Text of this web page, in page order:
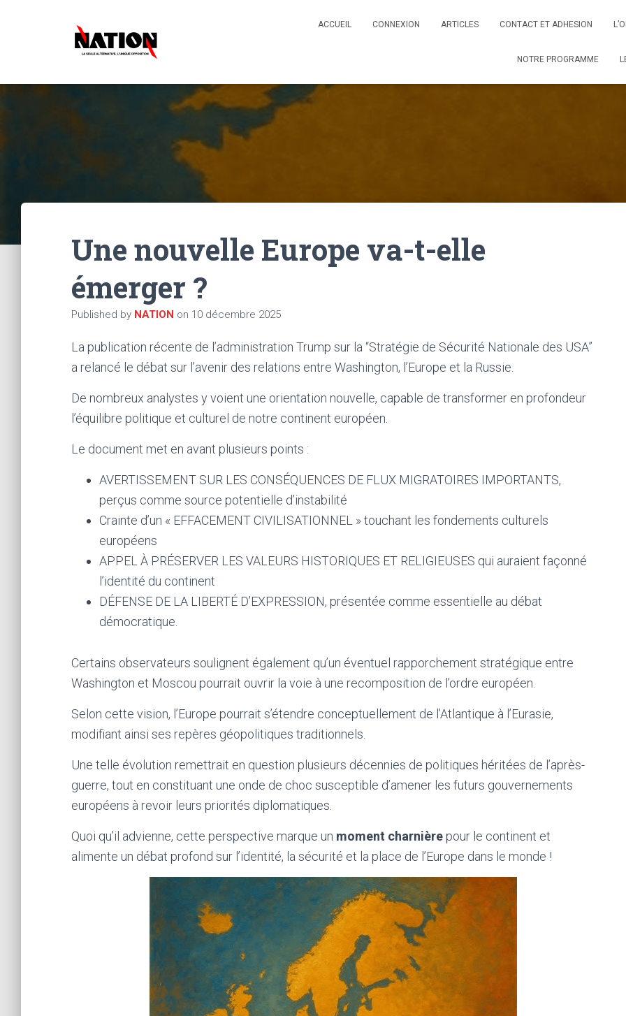
ACCUEIL CONNEXION ARTICLES CONTACT ET ADHESION
NOTRE PROGRAMME
Une nouvelle Europe va-t-elle
émerger ?
Published by NATION on 10 décembre 2025
La publication récente de l’administration Trump sur la “Stratégie de Sécurité Nationale des USA”
a relancé le débat sur l’avenir des relations entre Washington, l’Europe et la Russie.
De nombreux analystes y voient une orientation nouvelle, capable de transformer en profondeur
l’équilibre politique et culturel de notre continent européen.
Le document met en avant plusieurs points :
AVERTISSEMENT SUR LES CONSÉQUENCES DE FLUX MIGRATOIRES IMPORTANTS,
perçus comme source potentielle d’instabilité
Crainte d’un « EFFACEMENT CIVILISATIONNEL » touchant les fondements culturels
européens
APPEL À PRÉSERVER LES VALEURS HISTORIQUES ET RELIGIEUSES qui auraient façonné
l’identité du continent
DÉFENSE DE LA LIBERTÉ D’EXPRESSION, présentée comme essentielle au débat
démocratique.
Certains observateurs soulignent également qu’un éventuel rapporchement stratégique entre
Washington et Moscou pourrait ouvrir la voie à une recomposition de l’ordre européen.
Selon cette vision, l’Europe pourrait s’étendre conceptuellement de l’Atlantique à l’Eurasie,
modifiant ainsi ses repères géopolitiques traditionnels.
Une telle évolution remettrait en question plusieurs décennies de politiques héritées de l’après-
guerre, tout en constituant une onde de choc susceptible d’amener les futurs gouvernements
européens à revoir leurs priorités diplomatiques.
Quoi qu’il advienne, cette perspective marque un moment charnière pour le continent et
alimente un débat profond sur l’identité, la sécurité et la place de l’Europe dans le monde !